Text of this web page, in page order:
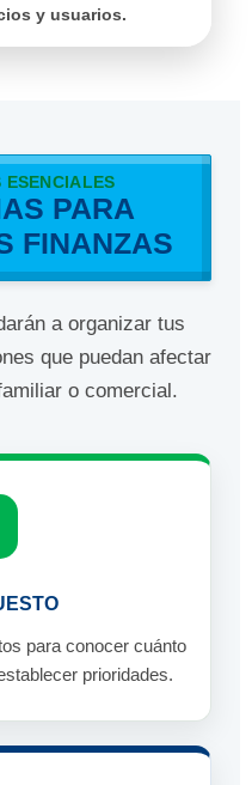
y usuarios.
ESENCIALES
PARA
FINANZAS
a organizar tus
que puedan afectar
o comercial.
para conocer cuánto
prioridades.